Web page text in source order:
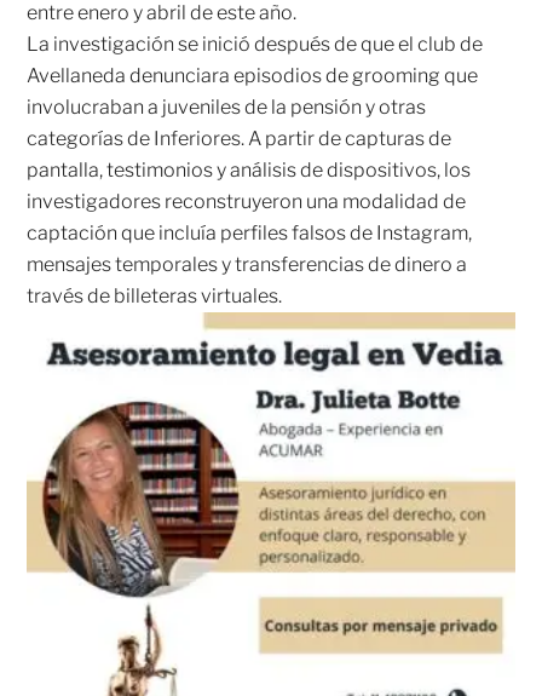
entre enero y abril de este año.
La investigación se inició después de que el club de
Avellaneda denunciara episodios de grooming que
involucraban a juveniles de la pensión y otras
categorías de Inferiores. A partir de capturas de
pantalla, testimonios y análisis de dispositivos, los
investigadores reconstruyeron una modalidad de
captación que incluía perfiles falsos de Instagram,
mensajes temporales y transferencias de dinero a
través de billeteras virtuales.